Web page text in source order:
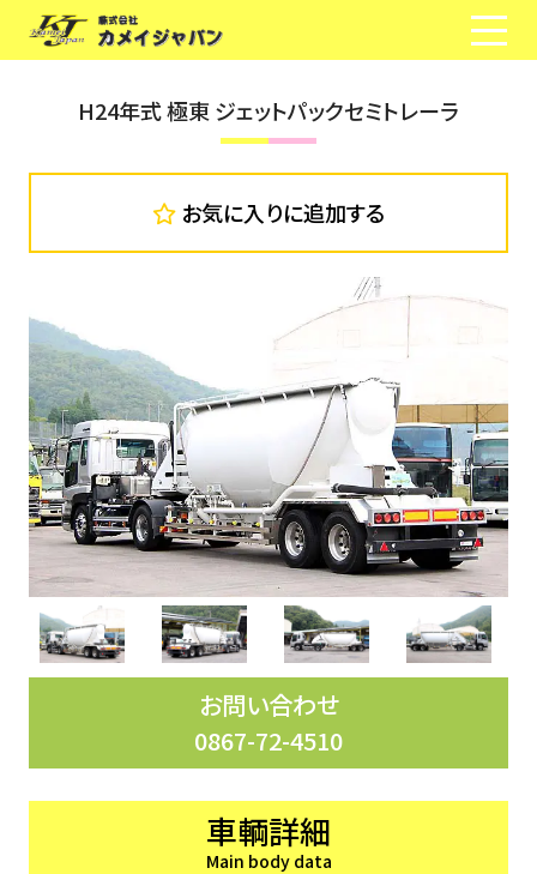
H24年式 極東 ジェットパックセミトレーラ
お気に入りに追加する
お問い合わせ
0867-72-4510
車輌詳細
Main body data